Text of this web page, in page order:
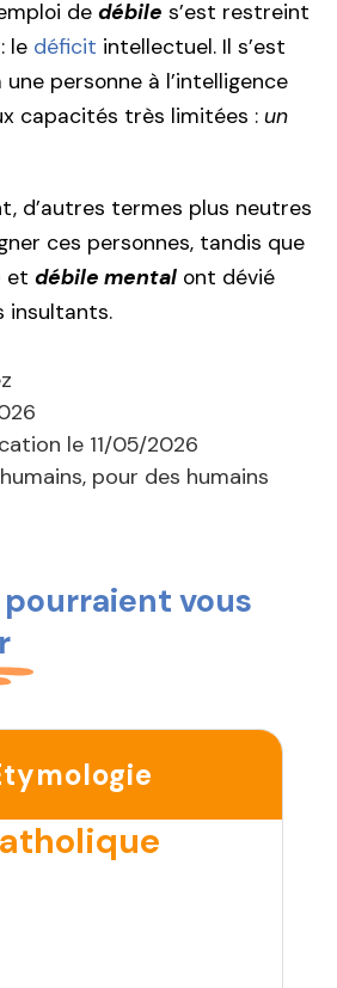
de débile s’est restreint
le déficit intellectuel. Il s’est
personne à l’intelligence
capacités très limitées : un
d’autres termes plus neutres
ces personnes, tandis que
et débile mental ont dévié
insultants.
le 11/05/2026
pour des humains
vous